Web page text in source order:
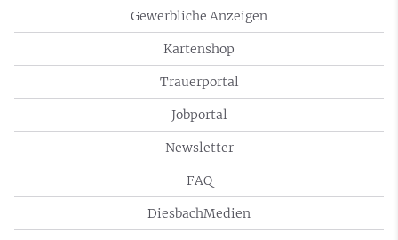
Gewerbliche Anzeigen
Kartenshop
Trauerportal
Jobportal
Newsletter
FAQ
DiesbachMedien